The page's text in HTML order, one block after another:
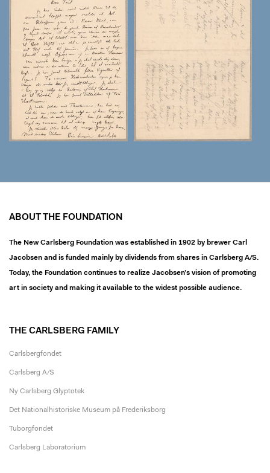
ABOUT THE FOUNDATION
The New Carlsberg Foundation was established in 1902 by brewer Carl
Jacobsen and is funded mainly by dividends from shares in Carlsberg A/S.
Today, the Foundation continues to realize Jacobsen’s vision of promoting
art in society and making it available to the widest possible audience.
THE CARLSBERG FAMILY
Carlsbergfondet
Carlsberg A/S
Ny Carlsberg Glyptotek
Det Nationalhistoriske Museum på Frederiksborg
Tuborgfondet
Carlsberg Laboratorium